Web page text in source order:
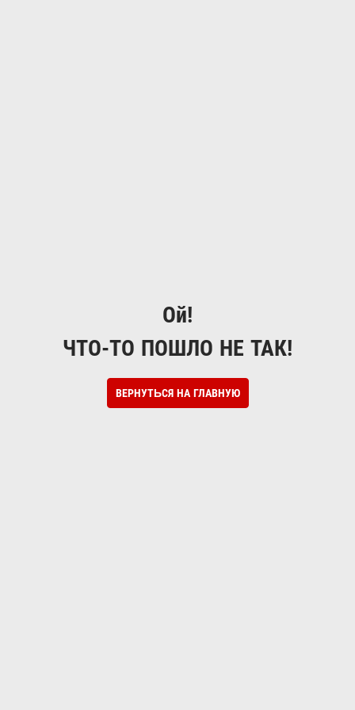
Ой!
ЧТО-ТО ПОШЛО НЕ ТАК!
ВЕРНУТЬСЯ НА ГЛАВНУЮ